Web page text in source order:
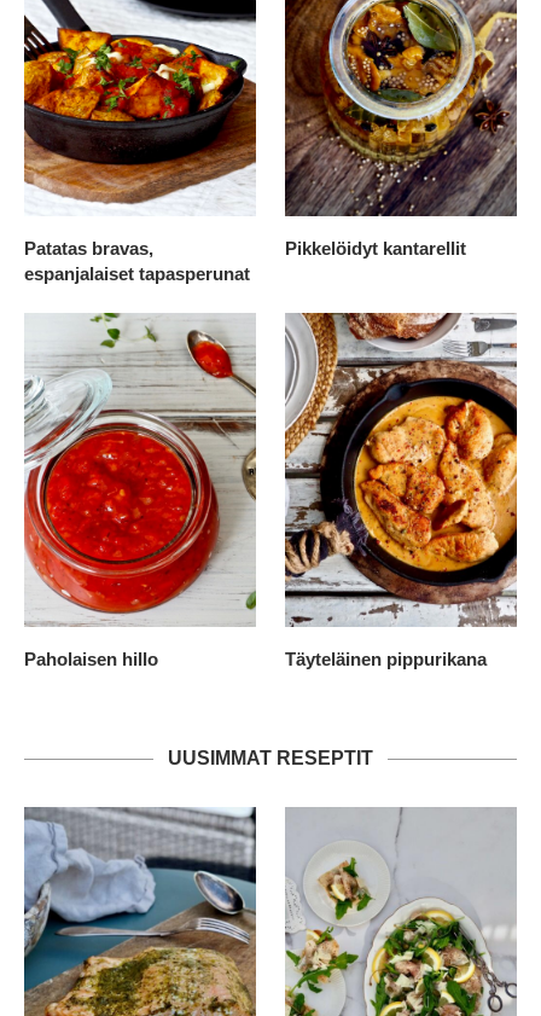
Patatas bravas,
espanjalaiset tapasperunat
Pikkelöidyt kantarellit
Paholaisen hillo Täyteläinen pippurikana
UUSIMMAT RESEPTIT